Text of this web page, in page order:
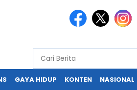
GAYA HIDUP KONTEN NASIONAL